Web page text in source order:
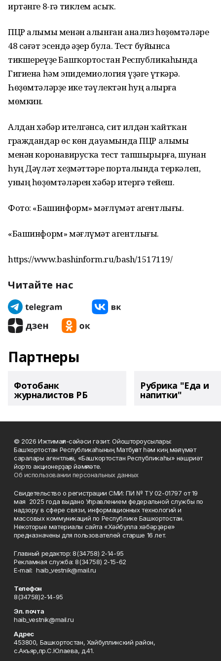
иртәнге 8-гә тиклем асыҡ.
ПЦР алымы менән алынған анализ һөҙөмтәләре
48 сәғәт эсендә әҙер була. Тест буйынса
тикшереүҙе Башҡортостан Республикаһында
Гигиена һәм эпидемиология үҙәге үткәрә.
Һөҙөмтәләрҙе ике тәүлектән һуң алырға
мөмкин.
Алдан хәбәр ителгәнсә, сит илдән ҡайтҡан
граждандар өс көн дауамында ПЦР алымы
менән коронавирусҡа тест тапшырырға, шунан
һуң Дәүләт хеҙмәттәре порталында теркәлеп,
уның һөҙөмтәләрен хәбәр итергә тейеш.
Фото: «Башинформ» мәғлүмәт агентлығы.
«Башинформ» мәғлүмәт агентлығы.
https://www.bashinform.ru/bash/1517119/
Читайте нас
Партнеры
Фотобанк
журналистов РБ
Рубрика "Еда и
напитки"
© 2026 Ижтимағи-сәйәси гәзит. Ойоштороусылары:
Башҡортостан Республикаһының Матбуғат һәм киң мәғлүмәт
саралары агентлығы, «Башҡортостан Республикаһы» нәшриәт
йорто акционерҙар йәмғиәте.
Об использовании персональных данных
Свидетельство о регистрации СМИ: ПИ № ТУ 02-01797 от 19
мая 2025 года выдано Управлением федеральной службы по
надзору в сфере связи, информационных технологий и
массовых коммуникаций по Республике Башкортостан.
Некоторые материалы сайта «Хәйбулла хәбәрҙәре»
предназначены для пользователей старше 16 лет.
Главный редактор: 8(34758) 2-14-95
Рекламная служба: 8(34758) 2-15-62
Е-mаil: haib_vestnik@mail.ru
Телефон
8(34758)2-14-95
Эл. почта
haib_vestnik@mail.ru
Адрес
453800, Башкортостан, Хайбуллинский район,
с.Акъяр,пр.С.Юлаева, д.41.